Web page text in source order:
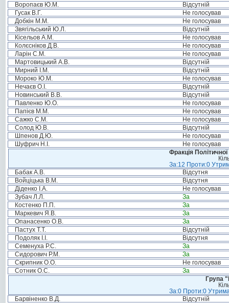
Воропаєв Ю.М.
Відсутній
Гусак В.Г.
Не голосував
Добкін М.М.
Не голосував
Звягільський Ю.Л.
Відсутній
Кісельов А.М.
Не голосував
Колєсніков Д.В.
Не голосував
Ларін С.М.
Не голосував
Мартовицький А.В.
Відсутній
Мирний І.М.
Відсутній
Мороко Ю.М.
Не голосував
Нечаєв О.І.
Відсутній
Новинський В.В.
Відсутній
Павленко Ю.О.
Не голосував
Папієв М.М.
Не голосував
Сажко С.М.
Не голосував
Солод Ю.В.
Відсутній
Шпенов Д.Ю.
Не голосував
Шуфрич Н.І.
Не голосував
Фракція
За:12 Проти:0
Бабак А.В.
Відсутня
Войціцька В.М.
Відсутня
Діденко І.А.
Не голосував
Зубач Л.Л.
За
Костенко П.П.
За
Маркевич Я.В.
За
Опанасенко О.В.
За
Пастух Т.Т.
Відсутній
Подоляк І.І.
Відсутня
Семенуха Р.С.
За
Сидорович Р.М.
За
Скрипник О.О.
Не голосував
Сотник О.С.
За
Група
За:0 Проти:0
Барвіненко В.Д.
Відсутній